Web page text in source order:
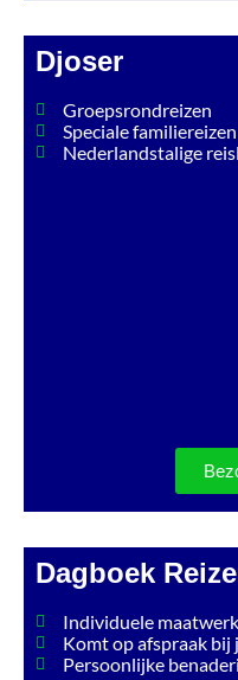
Djoser
Groepsrondreizen
Speciale familiereizen
Nederlandstalige
Dagboek
Individuele
Komt op afspraak bij
Persoonlijke